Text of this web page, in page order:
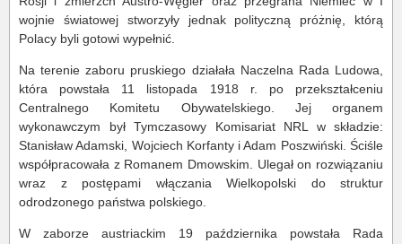
wojnie światowej stworzyły jednak polityczną próżnię, którą
Polacy byli gotowi wypełnić.
Na terenie zaboru pruskiego działała Naczelna Rada Ludowa,
która powstała 11 listopada 1918 r. po przekształceniu
Centralnego Komitetu Obywatelskiego. Jej organem
wykonawczym był Tymczasowy Komisariat NRL w składzie:
Stanisław Adamski, Wojciech Korfanty i Adam Poszwiński. Ściśle
współpracowała z Romanem Dmowskim. Ulegał on rozwiązaniu
wraz z postępami włączania Wielkopolski do struktur
odrodzonego państwa polskiego.
W zaborze austriackim 19 października powstała Rada